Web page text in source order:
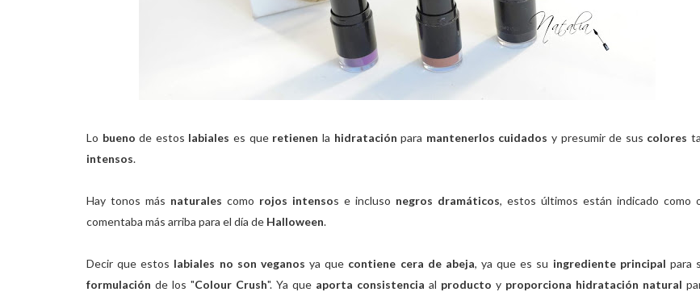
Lo bueno de estos labiales es que retienen la hidratación para mantenerlos cuidados y presumir de sus colores
intensos.
Hay tonos más naturales como rojos intensos e incluso negros dramáticos, estos últimos están indicado como
comentaba más arriba para el día de Halloween.
Decir que estos labiales no son veganos ya que contiene cera de abeja, ya que es su ingrediente principal para
formulación de los "Colour Crush". Ya que aporta consistencia al producto y proporciona hidratación natural